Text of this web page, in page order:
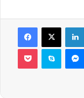
Facebook
X
Pocket Skype